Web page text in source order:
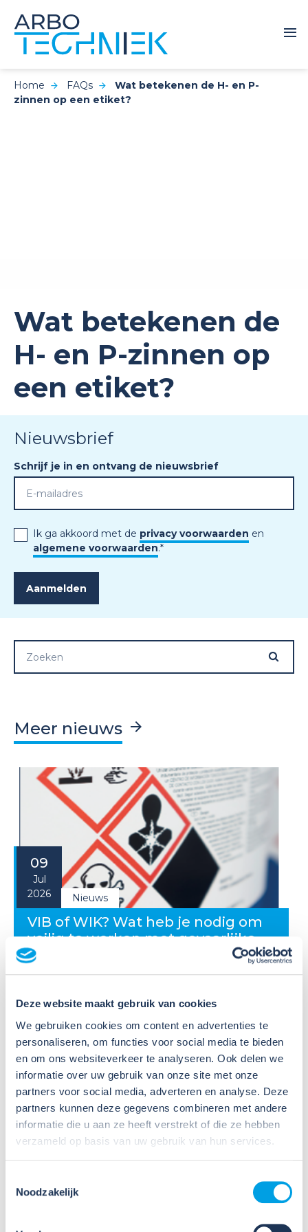
Deze website maakt gebruik van cookies
We gebruiken cookies om content en advertenties te
personaliseren, om functies voor social media te bieden
en om ons websiteverkeer te analyseren. Ook delen we
informatie over uw gebruik van onze site met onze
partners voor social media, adverteren en analyse. Deze
partners kunnen deze gegevens combineren met andere
informatie die u aan ze heeft verstrekt of die ze hebben
verzameld op basis van uw gebruik van hun services.
Noodzakelijk
Home FAQs
Wat betekenen de H- en P-
zinnen op een etiket?
Wat betekenen de
H- en P-zinnen op
een etiket?
Nieuwsbrief
Schrijf je in en ontvang de nieuwsbrief
Ik ga akkoord met de privacy voorwaarden en
algemene voorwaarden.*
Meer nieuws
09
Jul
2026
Nieuws
VIB of WIK? Wat heb je nodig om
veilig te werken met gevaarlijke
stoffen?
Veiligheidsinformatiebladen (VIB's) of mini-VIB's
beschikbaar voor de gevaarlijke stoffen waarmee zij
werken. Dat is een belangrijke eerste stap, maar
daarmee voldoe je nog niet aan de verplichtingen
u...
Lees verder
09